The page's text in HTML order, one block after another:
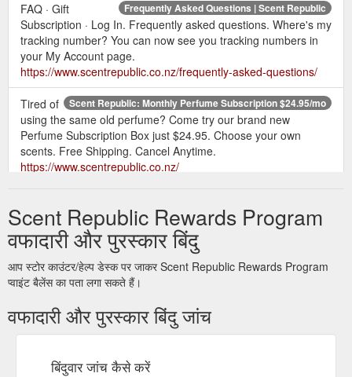
Frequently Asked Questions | Scent Republic
FAQ · Gift
Subscription · Log In. Frequently asked questions. Where's my
tracking number? You can now see you tracking numbers in
your My Account page.
https://www.scentrepublic.co.nz/frequently-asked-questions/
Scent Republic: Monthly Perfume Subscription $24.95/mo
Tired of
using the same old perfume? Come try our brand new
Perfume Subscription Box just $24.95. Choose your own
scents. Free Shipping. Cancel Anytime.
https://www.scentrepublic.co.nz/
Rating & Reviewing Perfumes. Referring Friends. Spending
Points. Discount One Off Purchases. Discount Subscription
Renewals ...https://www.scentrepublic.co.nz/rewards-
program/
refund will only be provided when it has been proven that
there has been an overpayment to your debit/credit card.
conditions/
Scent Republic Rewards Program
वफादारी और पुरस्कार बिंदु
आप स्टोर काउंटर/हेल्प डेस्क पर जाकर Scent Republic Rewards Program
प्वाइंट बैलेंस का पता लगा सकते हैं।
वफादारी और पुरस्कार बिंदु जांच
बिंदुवार जांच कैसे करें